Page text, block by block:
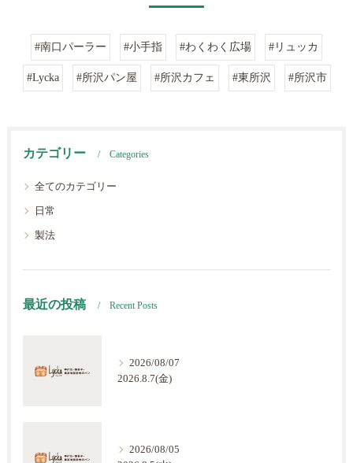
#南口パーラー #小手指 #わくわく広場 #リュッカ
#Lycka #所沢パン屋 #所沢カフェ #東所沢 #所沢市
カテゴリー Categories
全てのカテゴリー
日常
製法
最近の投稿 Recent Posts
2026/08/07
2026.8.7(金)
2026/08/05